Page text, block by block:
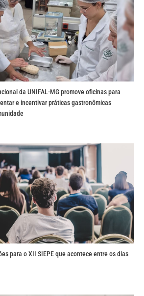
da UNIFAL-MG promove oficinas para
e incentivar práticas gastronômicas
para o XII SIEPE que acontece entre os dias